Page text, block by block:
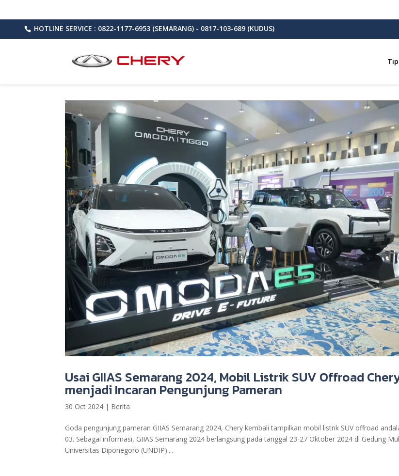
HOTLINE SERVICE : 0822-1177-6953 (SEMARANG) - 0817-103-689 (KUDUS)
Usai GIIAS Semarang 2024, Mobil Listrik SUV Offroad
menjadi Incaran Pengunjung Pameran
30 Oct 2024 | Berita
Goda pengunjung pameran GIIAS Semarang 2024, Chery kembali tampilkan mobil listrik SUV offroad
03. Sebagai informasi, GIIAS Semarang 2024 berlangsung pada tanggal 23-27 Oktober 2024 di Gedung
Universitas Diponegoro (UNDIP)....